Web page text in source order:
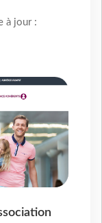
à jour :